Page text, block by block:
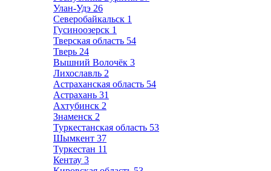
Улан-Удэ 26
Северобайкальск 1
Гусиноозерск 1
Тверская область 54
Тверь 24
Вышний Волочёк 3
Лихославль 2
Астраханская область 54
Астрахань 31
Ахтубинск 2
Знаменск 2
Туркестанская область 53
Шымкент 37
Туркестан 11
Кентау 3